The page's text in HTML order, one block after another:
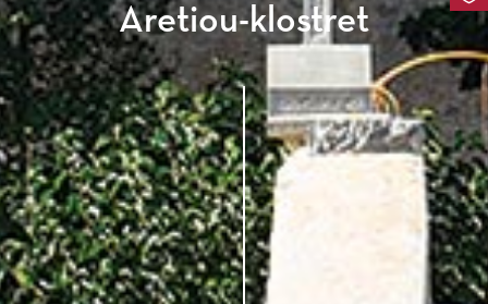
Aretiou-klostret